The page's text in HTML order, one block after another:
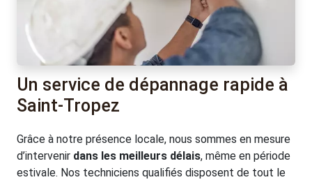
Un service de dépannage rapide à
Saint-Tropez
Grâce à notre présence locale, nous sommes en mesure
d’intervenir dans les meilleurs délais, même en période
estivale. Nos techniciens qualifiés disposent de tout le